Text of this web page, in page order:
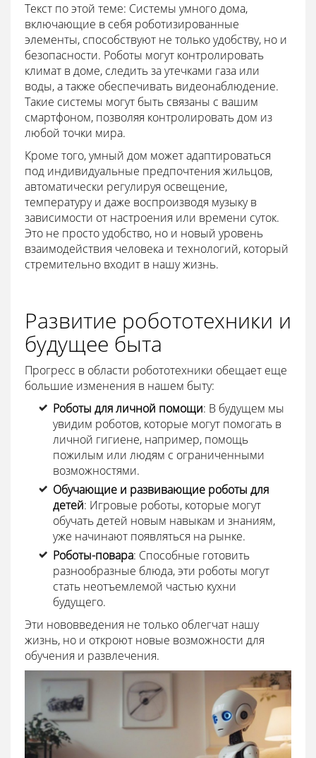
Текст по этой теме: Системы умного дома,
включающие в себя роботизированные
элементы, способствуют не только удобству, но и
безопасности. Роботы могут контролировать
климат в доме, следить за утечками газа или
воды, а также обеспечивать видеонаблюдение.
Такие системы могут быть связаны с вашим
смартфоном, позволяя контролировать дом из
любой точки мира.
Кроме того, умный дом может адаптироваться
под индивидуальные предпочтения жильцов,
автоматически регулируя освещение,
температуру и даже воспроизводя музыку в
зависимости от настроения или времени суток.
Это не просто удобство, но и новый уровень
взаимодействия человека и технологий, который
стремительно входит в нашу жизнь.
Развитие робототехники и
будущее быта
Прогресс в области робототехники обещает еще
большие изменения в нашем быту:
Роботы для личной помощи: В будущем мы
увидим роботов, которые могут помогать в
личной гигиене, например, помощь
пожилым или людям с ограниченными
возможностями.
Обучающие и развивающие роботы для
детей: Игровые роботы, которые могут
обучать детей новым навыкам и знаниям,
уже начинают появляться на рынке.
Роботы-повара: Способные готовить
разнообразные блюда, эти роботы могут
стать неотъемлемой частью кухни
будущего.
Эти нововведения не только облегчат нашу
жизнь, но и откроют новые возможности для
обучения и развлечения.